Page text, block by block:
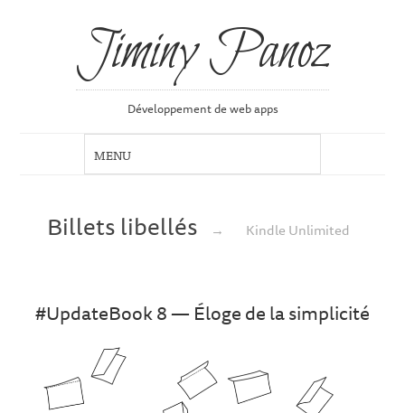
Jiminy Panoz
Développement de web apps
Billets libellés → Kindle Unlimited
#UpdateBook 8 — Éloge de la simplicité